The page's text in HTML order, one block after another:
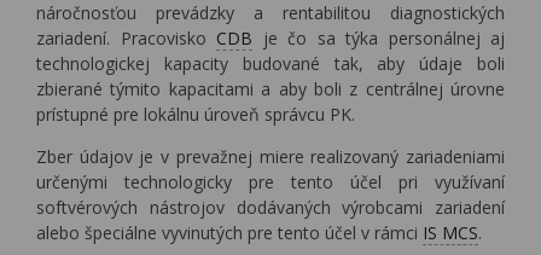
náročnosťou prevádzky a rentabilitou diagnostických
zariadení. Pracovisko CDB je čo sa týka personálnej aj
technologickej kapacity budované tak, aby údaje boli
zbierané týmito kapacitami a aby boli z centrálnej úrovne
prístupné pre lokálnu úroveň správcu PK.
Zber údajov je v prevažnej miere realizovaný zariadeniami
určenými technologicky pre tento účel pri využívaní
softvérových nástrojov dodávaných výrobcami zariadení
alebo špeciálne vyvinutých pre tento účel v rámci IS MCS.